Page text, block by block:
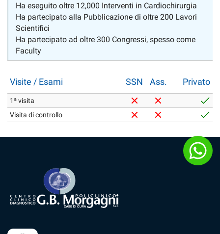
Ha eseguito oltre 12,000 Interventi in Cardiochirurgia
Ha partecipato alla Pubblicazione di oltre 200 Lavori
Scientifici
Ha partecipato ad oltre 300 Congressi, spesso come
Faculty
Visite / Esami SSN Ass. Privato
1ª visita
Visita di controllo